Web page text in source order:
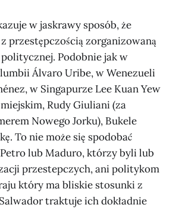
w jaskrawy sposób, że
przestępczością zorganizowaną
Podobnie jak w
Álvaro Uribe, w Wenezueli
w Singapurze Lee Kuan Yew
Rudy Giuliani (za
Nowego Jorku), Bukele
To nie może się spodobać
lub Maduro, którzy byli lub
przestepczych, ani politykom
który ma bliskie stosunki z
traktuje ich dokładnie